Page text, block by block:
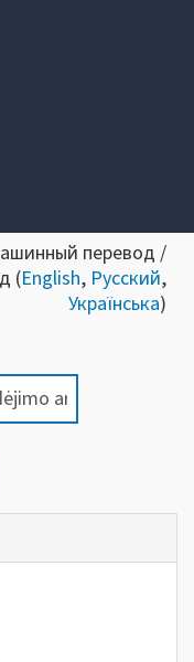
перевод /
(English, Русский,
Українська)